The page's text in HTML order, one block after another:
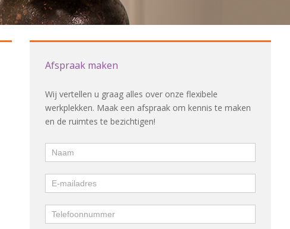
Afspraak maken
Afspraak
maken
Wij vertellen u graag alles over onze flexibele
werkplekken. Maak een afspraak om kennis te maken
en de ruimtes te bezichtigen!